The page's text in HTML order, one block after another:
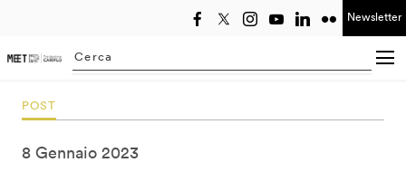
Newsletter
Searching...
POST
8 Gennaio 2023